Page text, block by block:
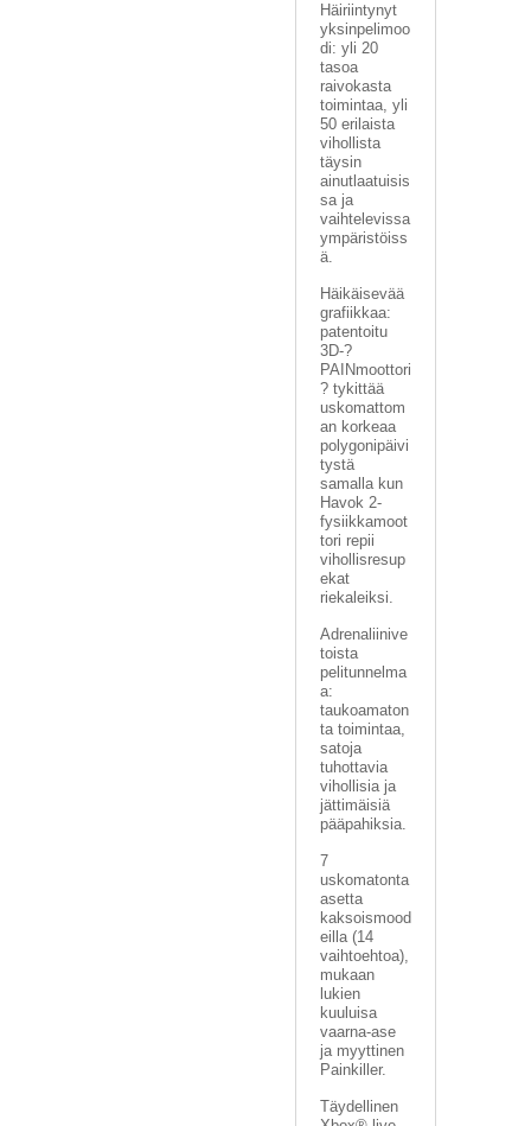
Häiriintynyt
yksinpelimoo
di: yli 20
tasoa
raivokasta
toimintaa, yli
50 erilaista
vihollista
täysin
ainutlaatuisis
sa ja
vaihtelevissa
ympäristöiss
ä.
Häikäisevää
grafiikkaa:
patentoitu
3D-?
PAINmoottori
? tykittää
uskomattom
an korkeaa
polygonipäivi
tystä
samalla kun
Havok 2-
fysiikkamoot
tori repii
vihollisresup
ekat
riekaleiksi.
Adrenaliinive
toista
pelitunnelma
a:
taukoamaton
ta toimintaa,
satoja
tuhottavia
vihollisia ja
jättimäisiä
pääpahiksia.
7
uskomatonta
asetta
kaksoismood
eilla (14
vaihtoehtoa),
mukaan
lukien
kuuluisa
vaarna-ase
ja myyttinen
Painkiller.
Täydellinen